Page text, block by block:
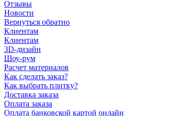
Отзывы
Новости
Вернуться обратно
Клиентам
Клиентам
3D-дизайн
Шоу-рум
Расчет материалов
Как сделать заказ?
Как выбрать плитку?
Доставка заказа
Оплата заказа
Оплата банковской картой онлайн